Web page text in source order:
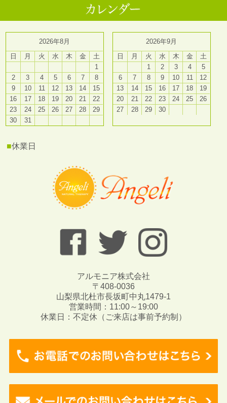
2026年8月
日
月 火 水 木 金
土
1
2
3 4 5 6 7
8
9
10 11 12 13 14
15
16
17 18 19 20 21
22
23
24 25 26 27 28
29
30
31
2026年9月
日
月 火 水 木 金
土
1
2 3 4
5
6
7 8 9 10 11
12
13
14 15 16 17 18
19
20
21 22 23 24 25
26
27
28 29 30
■休業日
アルモニア株式会社
〒408-0036
山梨県北杜市長坂町中丸1479-1
営業時間：11:00～19:00
休業日：不定休（ご来店は事前予約制）